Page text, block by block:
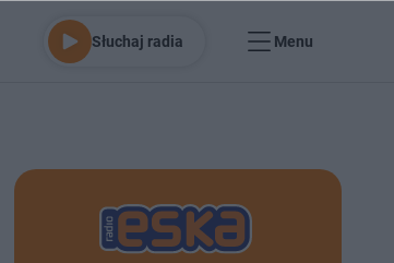
Słuchaj radia Menu